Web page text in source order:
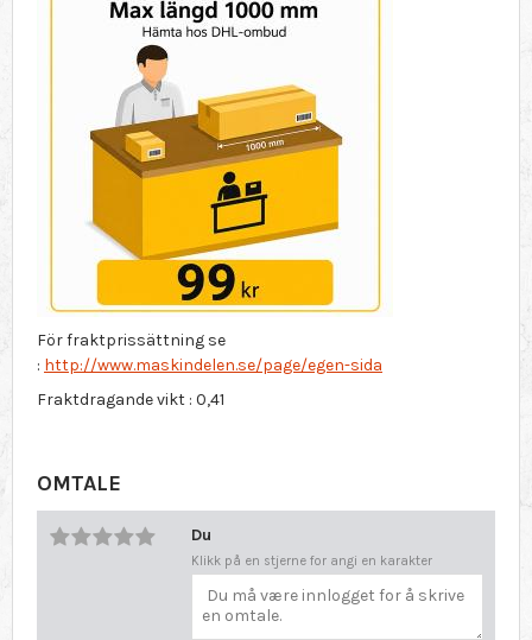
För fraktprissättning se
: http://www.maskindelen.se/page/egen-sida
Fraktdragande vikt : 0,41
OMTALE
Du
Klikk på en stjerne for angi en karakter